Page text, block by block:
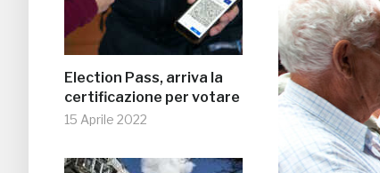
Election Pass, arriva la
certificazione per votare
15 Aprile 2022